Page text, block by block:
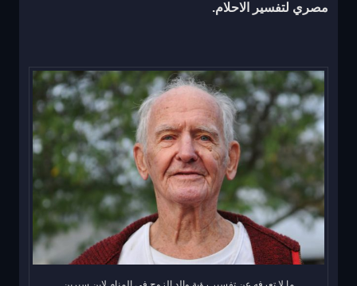
مصري لتفسير الاحلام.